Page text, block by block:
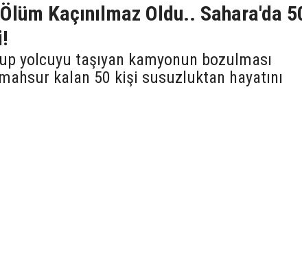
Kaçınılmaz Oldu.. Sahara'da
yolcuyu taşıyan kamyonun bozulması
kalan 50 kişi susuzluktan hayatını